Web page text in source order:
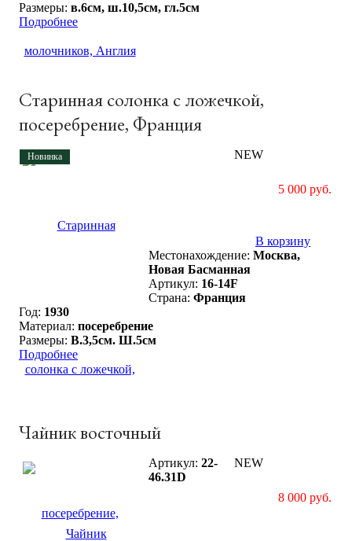
Размеры: в.6см, ш.10,5см, гл.5см
Подробнее
Старинная солонка с ложечкой,
посеребрение, Франция
Новинка NEW
5 000 руб.
В корзину
Местонахождение: Москва,
Новая Басманная
Артикул: 16-14F
Страна: Франция
Год: 1930
Материал: посеребрение
Размеры: В.3,5см. Ш.5см
Подробнее
Чайник восточный
NEW
8 000 руб.
Артикул: 22-
46.31D